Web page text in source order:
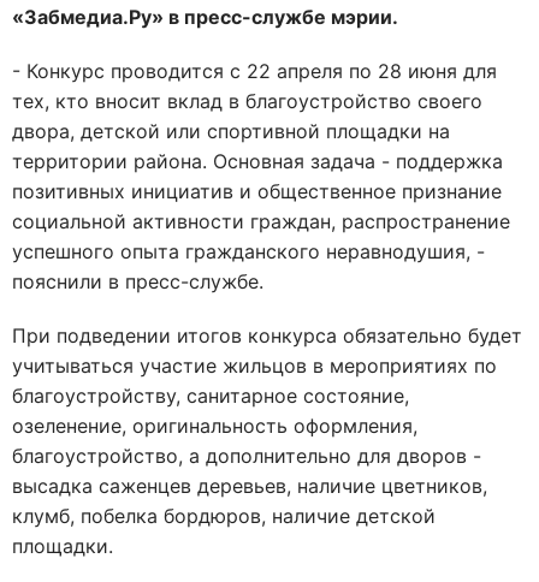
«Забмедиа.Ру» в пресс-службе мэрии.
- Конкурс проводится с 22 апреля по 28 июня для
тех, кто вносит вклад в благоустройство своего
двора, детской или спортивной площадки на
территории района. Основная задача - поддержка
позитивных инициатив и общественное признание
социальной активности граждан, распространение
успешного опыта гражданского неравнодушия, -
пояснили в пресс-службе.
При подведении итогов конкурса обязательно будет
учитываться участие жильцов в мероприятиях по
благоустройству, санитарное состояние,
озеленение, оригинальность оформления,
благоустройство, а дополнительно для дворов -
высадка саженцев деревьев, наличие цветников,
клумб, побелка бордюров, наличие детской
площадки.